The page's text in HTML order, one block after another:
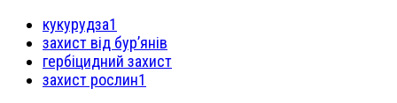
кукурудза1
захист від бур’янів
гербіцидний захист
захист рослин1